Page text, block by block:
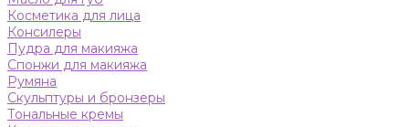
Косметика для лица
Консилеры
Пудра для макияжа
Спонжи для макияжа
Румяна
Скульптуры и бронзеры
Тональные кремы